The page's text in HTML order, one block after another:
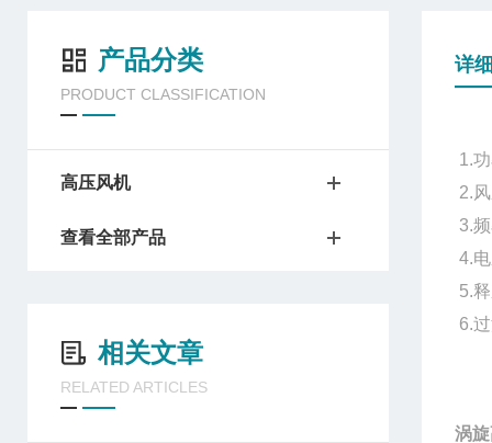
产品分类
PRODUCT CLASSIFICATION
高压风机
查看全部产品
相关文章
RELATED ARTICLES
详
1.
2.
3.
4.
5.
6.
涡